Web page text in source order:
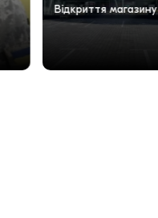
Відкриття магазину